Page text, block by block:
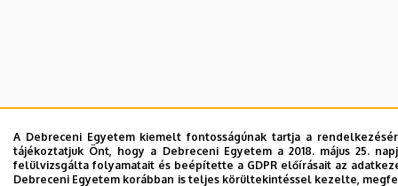
A Debreceni Egyetem kiemelt fontosságúnak tartja a
tájékoztatjuk Önt, hogy a Debreceni Egyetem a 2018. május 25.
felülvizsgálta folyamatait és beépítette a GDPR előírásait az
Debreceni Egyetem korábban is teljes körültekintéssel kezelte,